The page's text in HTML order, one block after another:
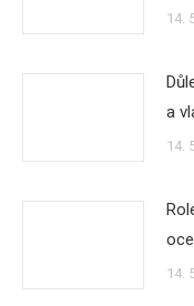
14.
a
14.
14.